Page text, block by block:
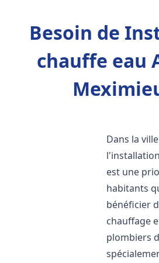
Besoin de
chauffe eau
Dans la
est une
habitants
bénéficier
chauffage
plombiers